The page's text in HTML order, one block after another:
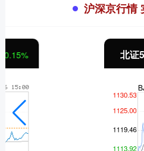
沪深京行情
1122.88